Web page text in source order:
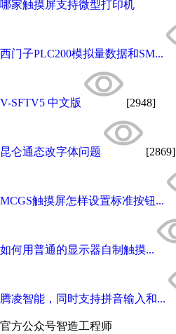
哪家触摸屏支持微型打印机
西门子PLC200模拟量数据和SM...
V-SFTV5 中文版 [2948]
昆仑通态改字体问题 [2869]
MCGS触摸屏怎样设置标准按钮...
如何用普通的显示器自制触摸...
腾凌智能，同时支持拼音输入和...
官方公众号智造工程师